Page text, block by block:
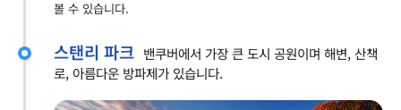
볼 수 있습니다.
스탠리 파크 밴쿠버에서 가장 큰 도시 공원이며 해변, 산책
로, 아름다운 방파제가 있습니다.